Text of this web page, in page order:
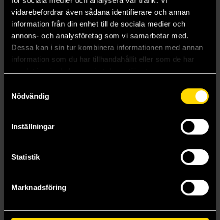
vidarebefordrar även sådana identifierare och annan
information från din enhet till de sociala medier och
annons- och analysföretag som vi samarbetar med.
Dessa kan i sin tur kombinera informationen med annan
information som du har tillhandahållit eller som de har
Nödvändig
Inställningar
Statistik
Marknadsföring
alignment to create unique characters that will help to drive
the story, rather than disrupt.
Mer från James D'Amato